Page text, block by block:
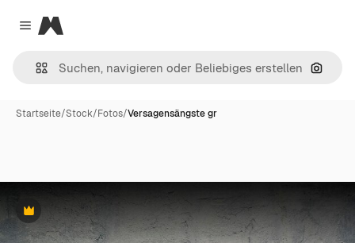
Close menu
Magnific
Nach
Startseite/Stock/Fotos/Versagensängste gr
Premium